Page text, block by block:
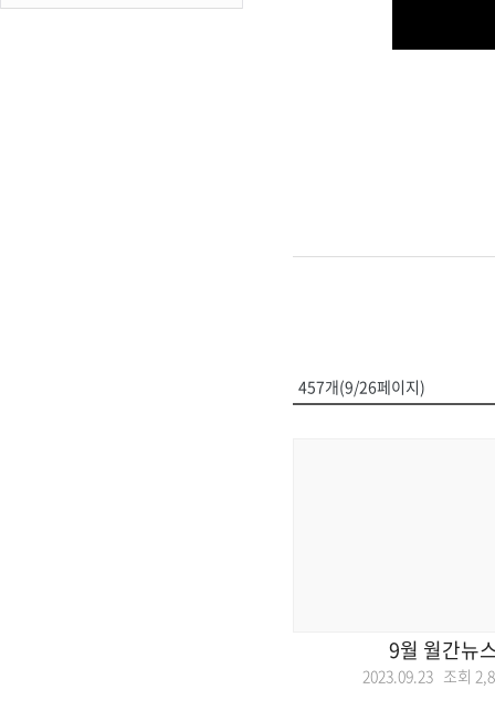
457개(9/26페이지)
9월 월간뉴
2023.09.23 조회